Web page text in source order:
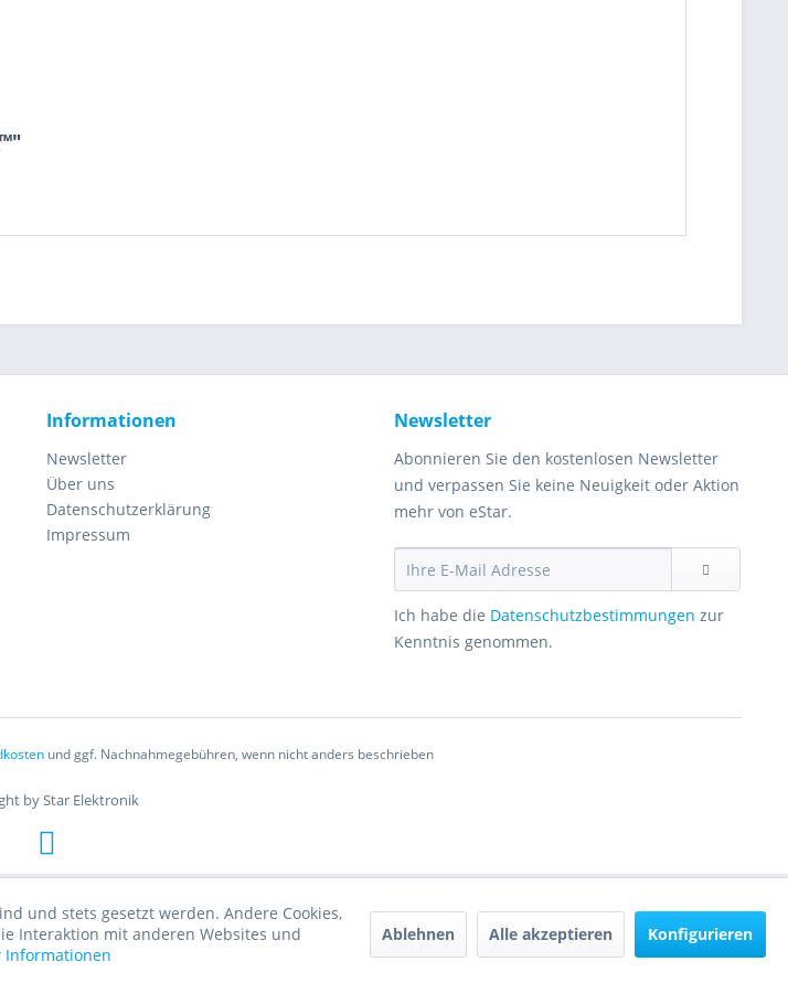
Informationen
Newsletter
Über uns
Datenschutzerklärung
Impressum
Newsletter
Abonnieren Sie den kostenlosen Newsletter
und verpassen Sie keine Neuigkeit oder Aktion
mehr von eStar.
Ich habe die Datenschutzbestimmungen zur
Kenntnis genommen.
und ggf. Nachnahmegebühren, wenn nicht anders beschrieben
by Star Elektronik
und stets gesetzt werden. Andere Cookies,
Interaktion mit anderen Websites und
Informationen
Ablehnen Alle akzeptieren Konfigurieren